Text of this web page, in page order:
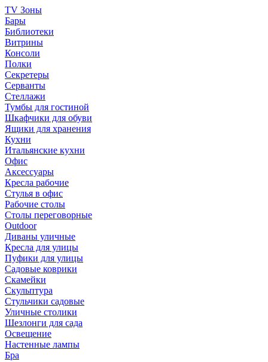
TV Зоны
Бары
Библиотеки
Витрины
Консоли
Полки
Секретеры
Серванты
Стеллажи
Тумбы для гостиной
Шкафчики для обуви
Ящики для хранения
Кухни
Итальянские кухни
Офис
Аксессуары
Кресла рабочие
Стулья в офис
Рабочие столы
Столы переговорные
Outdoor
Диваны уличные
Кресла для улицы
Пуфики для улицы
Садовые коврики
Скамейки
Скульптура
Стульчики садовые
Уличные столики
Шезлонги для сада
Освещение
Hастенные лампы
Бра